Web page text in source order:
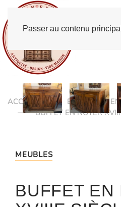
Passer au contenu principal
ACCUEIL BROCANTE
BUFFET EN NOYER
MEUBLES
BUFFET EN